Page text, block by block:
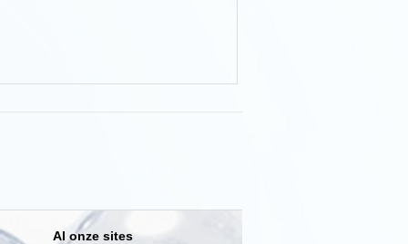
Al onze sites